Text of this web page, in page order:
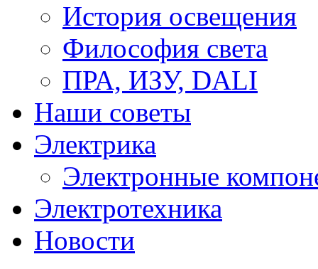
История освещения
Философия света
ПРА, ИЗУ, DALI
Наши советы
Электрика
Электронные
Электротехника
Новости